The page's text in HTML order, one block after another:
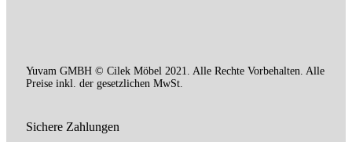
Yuvam GMBH © Cilek Möbel 2021. Alle Rechte Vorbehalten. Alle
Preise inkl. der gesetzlichen MwSt.
Sichere Zahlungen